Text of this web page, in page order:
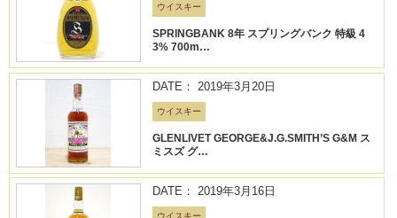
ウイスキー
SPRINGBANK 8年 スプリングバンク 特級 4
3% 700m…
DATE： 2019年3月20日
ウイスキー
GLENLIVET GEORGE&J.G.SMITH’S G&M ス
ミスズ グ…
DATE： 2019年3月16日
ウイスキー